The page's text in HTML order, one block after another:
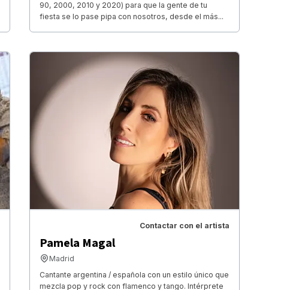
90, 2000, 2010 y 2020) para que la gente de tu
fiesta se lo pase pipa con nosotros, desde el más...
Contactar con el artista
Pamela Magal
Madrid
Cantante argentina / española con un estilo único que
mezcla pop y rock con flamenco y tango. Intérprete